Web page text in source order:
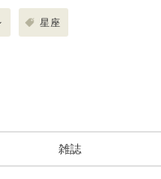
星座
雑誌